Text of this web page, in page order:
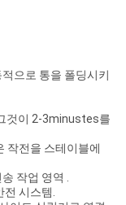
으로 통을 폴딩시키
것이 2-3minustes를
작전을 스테이블에
작업 영역 .
전 시스템.